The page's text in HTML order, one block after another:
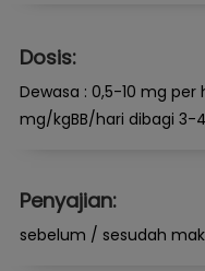
Dosis:
Dewasa : 0,5-10 mg
mg/kgBB/hari dibagi 3-
Penyajian:
sebelum / sesudah